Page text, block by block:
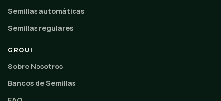
Semillas automáticas
Semillas regulares
GROUI
Sobre Nosotros
Bancos de Semillas